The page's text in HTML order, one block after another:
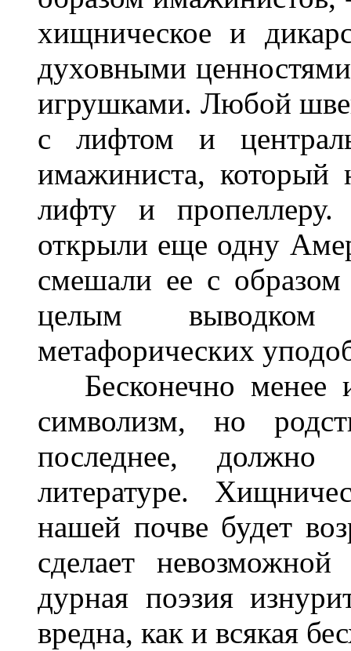
хищническое и
духовными
игрушками. Любой
с лифтом и
имажиниста, который
лифту и
открыли еще одну
смешали ее с
целым выводком
метафорических
Бесконечно менее
символизм, но
последнее,
литературе.
нашей почве будет
сделает
дурная поэзия
вредна, как и всякая